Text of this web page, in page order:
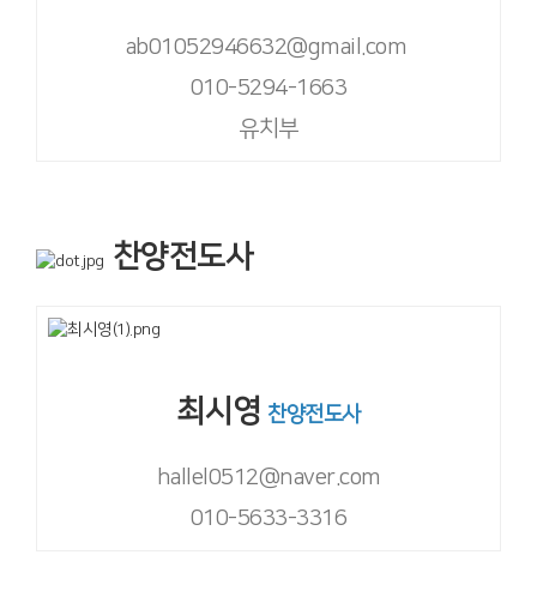
ab01052946632@gmail.com
010-5294-1663
유치부
찬양전도사
최시영 찬양전도사
hallel0512@naver.com
010-5633-3316